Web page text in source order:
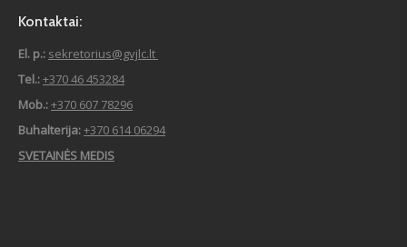
Kontaktai:
El. p.: sekretorius@gvjlc.lt
Tel.:+370 46 453284
Mob.:+370 607 78296
Buhalterija:+370 614 06294
SVETAINĖS MEDIS